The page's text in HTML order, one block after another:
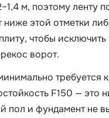
м, поэтому ленту
ниже этой отметки
чтобы
ворот.
требуется
F150 — это
пол и фундамент не